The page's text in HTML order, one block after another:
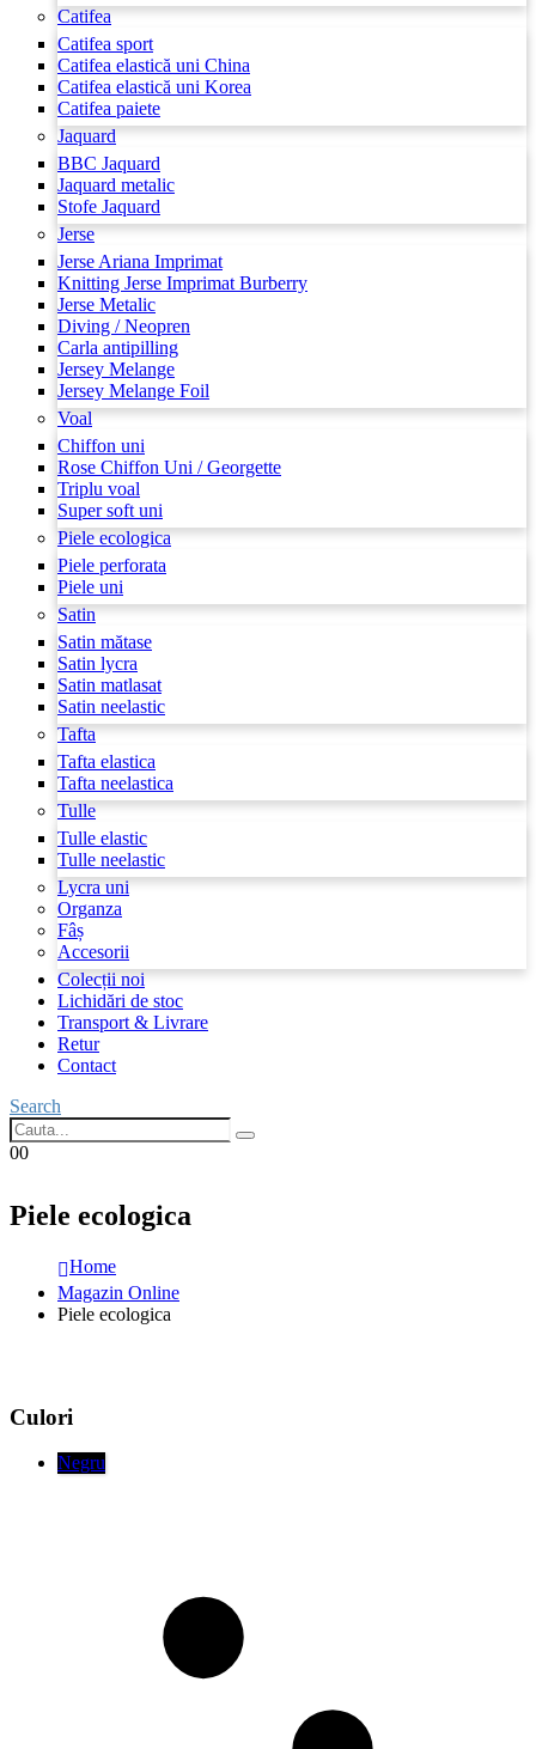
Catifea
Catifea sport
Catifea elastică uni China
Catifea elastică uni Korea
Catifea paiete
Jaquard
BBC Jaquard
Jaquard metalic
Stofe Jaquard
Jerse
Jerse Ariana Imprimat
Knitting Jerse Imprimat Burberry
Jerse Metalic
Diving / Neopren
Carla antipilling
Jersey Melange
Jersey Melange Foil
Voal
Chiffon uni
Rose Chiffon Uni / Georgette
Triplu voal
Super soft uni
Piele ecologica
Piele perforata
Piele uni
Satin
Satin mătase
Satin lycra
Satin matlasat
Satin neelastic
Tafta
Tafta elastica
Tafta neelastica
Tulle
Tulle elastic
Tulle neelastic
Lycra uni
Organza
Fâș
Accesorii
Colecții noi
Lichidări de stoc
Transport & Livrare
Retur
Contact
Search
00
Piele ecologica
Home
Magazin Online
Piele ecologica
Culori
Negru